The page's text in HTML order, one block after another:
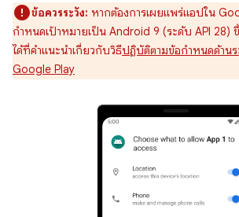
ข้อควรระวัง: หากต้องการเผยแพร่แอปใน
กำหนดเป้าหมายเป็น Android 9 (ระดับ API 28)
ได้ที่คำแนะนำเกี่ยวกับวิธีปฏิบัติตามข้อกำหนดด้านร
Google Play